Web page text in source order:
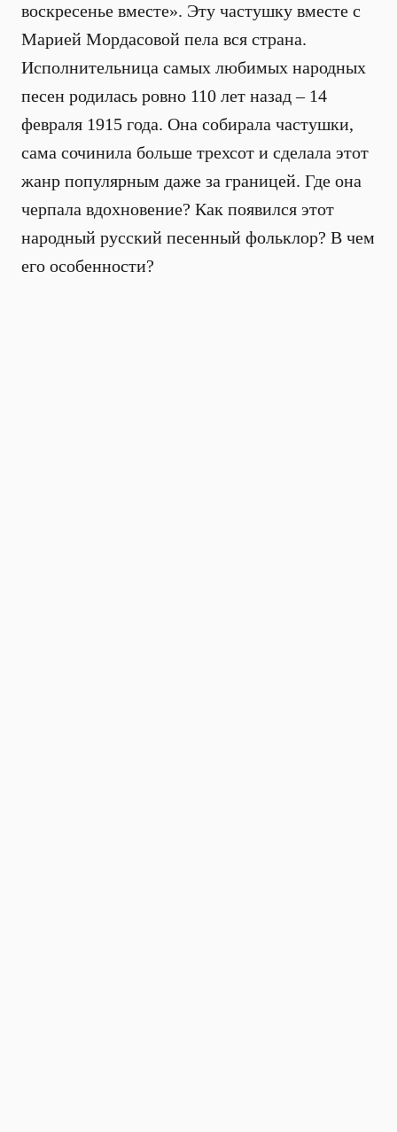
воскресенье вместе». Эту частушку вместе с
Марией Мордасовой пела вся страна.
Исполнительница самых любимых народных
песен родилась ровно 110 лет назад – 14
февраля 1915 года. Она собирала частушки,
сама сочинила больше трехсот и сделала этот
жанр популярным даже за границей. Где она
черпала вдохновение? Как появился этот
народный русский песенный фольклор? В чем
его особенности?